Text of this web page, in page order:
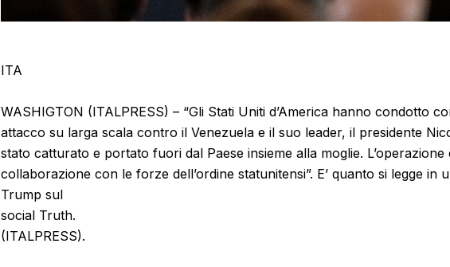
ITA
WASHIGTON (ITALPRESS) – “Gli Stati Uniti d’America hanno condotto
attacco su larga scala contro il Venezuela e il suo leader, il presidente
stato catturato e portato fuori dal Paese insieme alla moglie.
collaborazione con le forze dell’ordine statunitensi”. E’ quanto si legge in
Trump sul
social Truth.
(ITALPRESS).